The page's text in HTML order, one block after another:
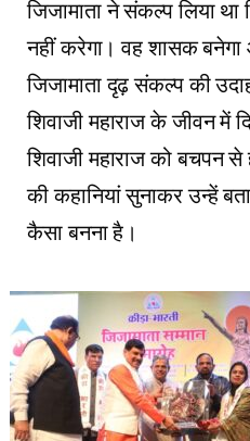
जिजामाता ने संकल्प लिया था
नहीं करेगा। वह शासक
जिजामाता दृढ़ संकल्प की
शिवाजी महाराज के जीवन में
शिवाजी महाराज को बचपन से
की कहानियां सुनाकर उन्हें
कैसा बनना है।